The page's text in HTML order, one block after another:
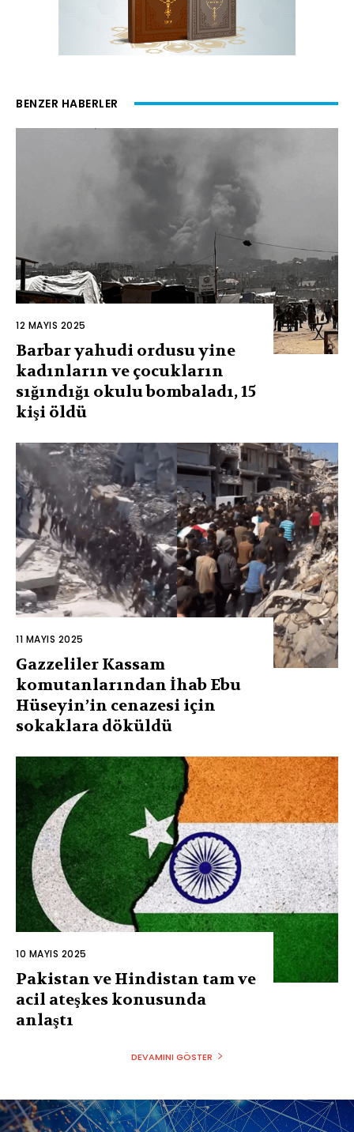
BENZER HABERLER
12 MAYIS 2025
Barbar yahudi ordusu yine
kadınların ve çocukların
sığındığı okulu bombaladı, 15
kişi öldü
11 MAYIS 2025
Gazzeliler Kassam
komutanlarından İhab Ebu
Hüseyin’in cenazesi için
sokaklara döküldü
10 MAYIS 2025
Pakistan ve Hindistan tam ve
acil ateşkes konusunda
anlaştı
DEVAMINI GÖSTER